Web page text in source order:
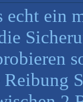
echt ein